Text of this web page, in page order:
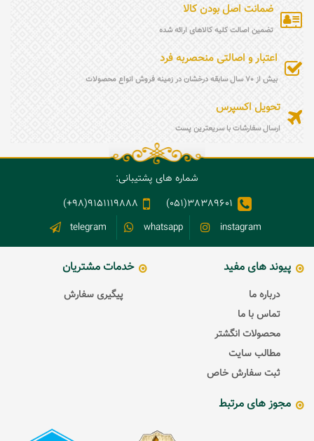
ضمانت اصل بودن کالا
تضمین اصالت کلیه کالاهای ارائه شده
اعتبار و اصالتی منحصربه فرد
بیش از 70 سال سابقه درخشان در زمینه فروش انواع محصولات
تحویل اکسپرس
ارسال سفارشات با سریعترین پست
شماره های پشتیبانی:
38389601(051)
9151119888(98+)
instagram
whatsapp
telegram
پیوند های مفید
درباره ما
تماس با ما
محصولات انگشتر
مطالب سایت
ثبت سفارش خاص
خدمات مشتریان
پیگیری سفارش
مجوز های مرتبط